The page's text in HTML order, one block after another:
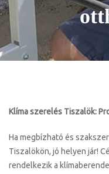
Légkondícionálás
Klíma szerelés Tiszalök:
Ha megbízható és
Tiszalökön, jó helyen jár!
rendelkezik a